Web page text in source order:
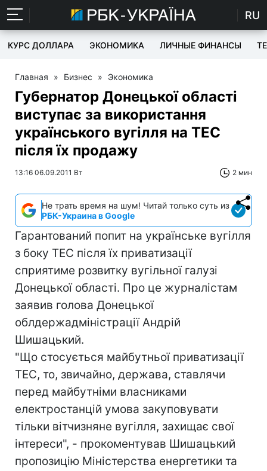
RU
КУРС ДОЛЛАРА ЭКОНОМИКА ЛИЧНЫЕ ФИНАНСЫ
Главная » Бизнес » Экономика
Губернатор Донецької області
виступає за використання
українського вугілля на ТЕС
після їх продажу
13:16 06.09.2011 Вт 2 мин
Не трать время на шум! Читай только суть из
РБК-Украина в Google
Гарантований попит на українське вугілля
з боку ТЕС після їх приватизації
сприятиме розвитку вугільної галузі
Донецької області. Про це журналістам
заявив голова Донецької
облдержадміністрації Андрій
Шишацький.
"Що стосується майбутньої приватизації
ТЕС, то, звичайно, держава, ставлячи
перед майбутніми власниками
електростанцій умова закуповувати
тільки вітчизняне вугілля, захищає свої
інтереси", - прокоментував Шишацький
пропозицію Міністерства енергетики та